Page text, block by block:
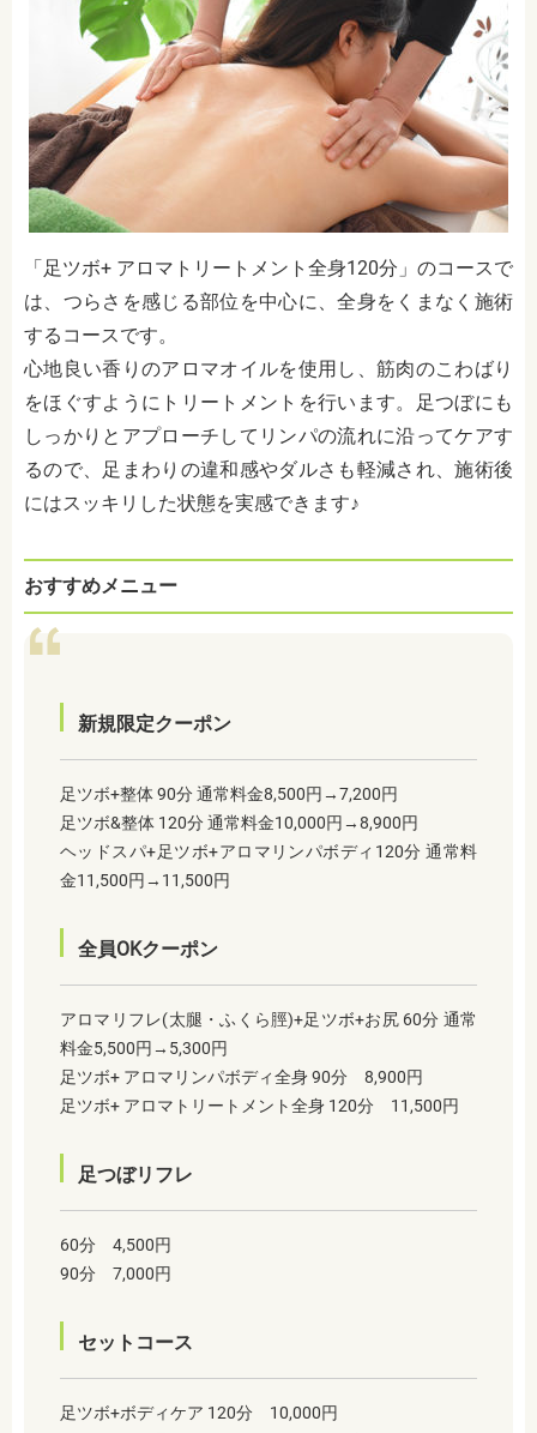
「足ツボ+ アロマトリートメント全身120分」のコースで
は、つらさを感じる部位を中心に、全身をくまなく施術
するコースです。
心地良い香りのアロマオイルを使用し、筋肉のこわばり
をほぐすようにトリートメントを行います。足つぼにも
しっかりとアプローチしてリンパの流れに沿ってケアす
るので、足まわりの違和感やダルさも軽減され、施術後
にはスッキリした状態を実感できます♪
おすすめメニュー
新規限定クーポン
足ツボ+整体 90分 通常料金8,500円→7,200円
足ツボ&整体 120分 通常料金10,000円→8,900円
ヘッドスパ+足ツボ+アロマリンパボディ120分 通常料
金11,500円→11,500円
全員OKクーポン
アロマリフレ(太腿・ふくら脛)+足ツボ+お尻 60分 通常
料金5,500円→5,300円
足ツボ+ アロマリンパボディ全身 90分 8,900円
足ツボ+ アロマトリートメント全身 120分 11,500円
足つぼリフレ
60分 4,500円
90分 7,000円
セットコース
足ツボ+ボディケア 120分 10,000円